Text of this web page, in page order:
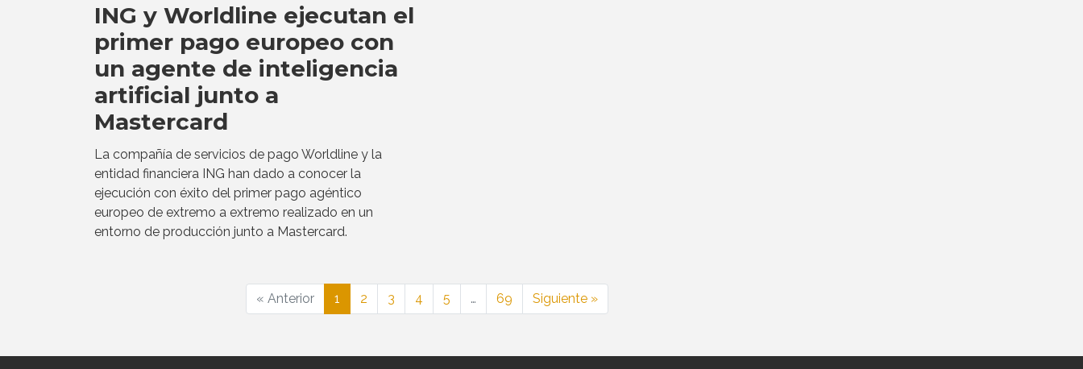
ING y Worldline ejecutan el
primer pago europeo con
un agente de inteligencia
artificial junto a
Mastercard
La compañía de servicios de pago Worldline y la
entidad financiera ING han dado a conocer la
ejecución con éxito del primer pago agéntico
europeo de extremo a extremo realizado en un
entorno de producción junto a Mastercard.
« Anterior 1 2 3 4 5 … 69 Siguiente »